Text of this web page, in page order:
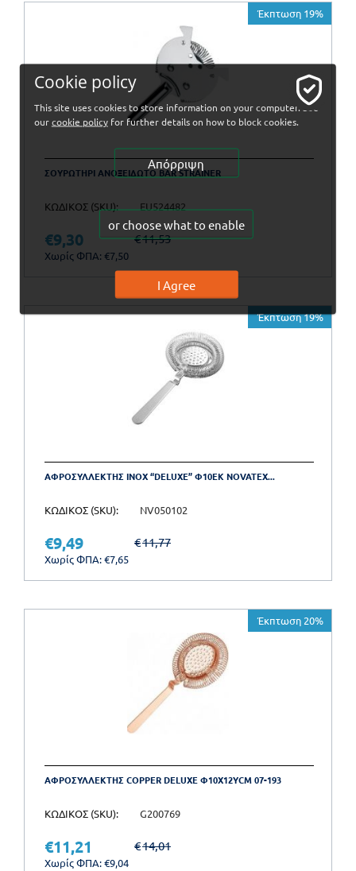
Έκπτωση 19%
ΣΟΥΡΩΤΗΡΙ AΝΟΞΕΙΔΩΤΟ BAR STRAINER
ΚΩΔΙΚΟΣ (SKU): EU524482
€11,53
€9,30
Χωρίς ΦΠΑ: €7,50
Έκπτωση 19%
ΑΦΡΟΣΥΛΛΕΚΤΗΣ INOX “DELUXE” Φ10ΕΚ NOVATEX...
ΚΩΔΙΚΟΣ (SKU): NV050102
€11,77
€9,49
Χωρίς ΦΠΑ:€7,65
Έκπτωση 20%
ΑΦΡΟΣΥΛΛΕΚΤΗΣ COPPER DELUXE Φ10X12ΥCM 07-193
ΚΩΔΙΚΟΣ (SKU): G200769
€14,01
€11,21
Χωρίς ΦΠΑ:€9,04
Cookie policy
This site uses cookies to store information on your computer. See
ourcookie policyfor further details on how to block cookies.
Απόρριψη
or choose what to enable
I Agree